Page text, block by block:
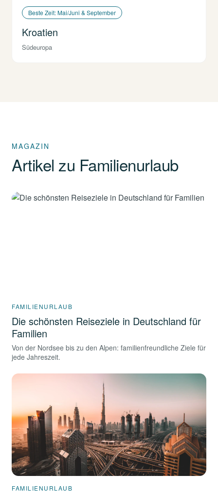
Beste Zeit: Mai/Juni & September
Kroatien
Südeuropa
MAGAZIN
Artikel zu Familienurlaub
FAMILIENURLAUB
Die schönsten Reiseziele in Deutschland für
Familien
Von der Nordsee bis zu den Alpen: familienfreundliche Ziele für
jede Jahreszeit.
FAMILIENURLAUB